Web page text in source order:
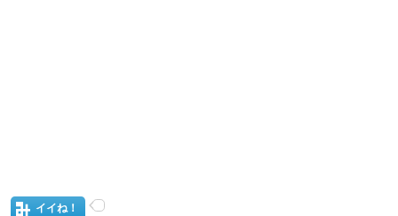
イイね！